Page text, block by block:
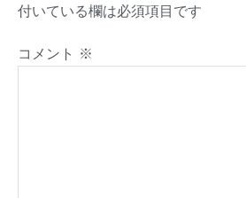
付いている欄は必須項目です
コメント ※